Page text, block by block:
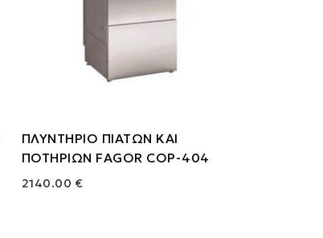
ΠΛΥΝΤΗΡΙΟ ΠΙΑΤΩΝ ΚΑΙ
ΠΟΤΗΡΙΩΝ FAGOR COP-404
2140.00 €